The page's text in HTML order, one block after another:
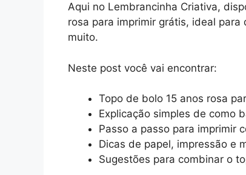
Aqui no Lembrancinha Criativa,
rosa para imprimir grátis, ideal
muito.
Neste post você vai encontrar:
Topo de bolo 15 anos rosa
Explicação simples de como
Passo a passo para imprimir
Dicas de papel, impressão e
Sugestões para combinar o